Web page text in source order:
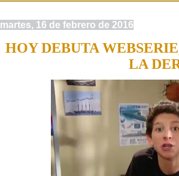
martes, 16 de febrero de 2016
HOY DEBUTA
LA